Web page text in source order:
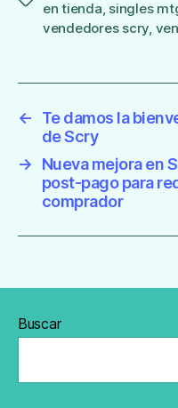
en tienda, singles
vendedores scry,
←
Te damos la
de Scry
→
Nueva mejora en
post-pago para
comprador
Buscar